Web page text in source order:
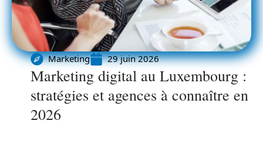
Marketing 29 juin 2026
Marketing digital au Luxembourg :
stratégies et agences à connaître en
2026